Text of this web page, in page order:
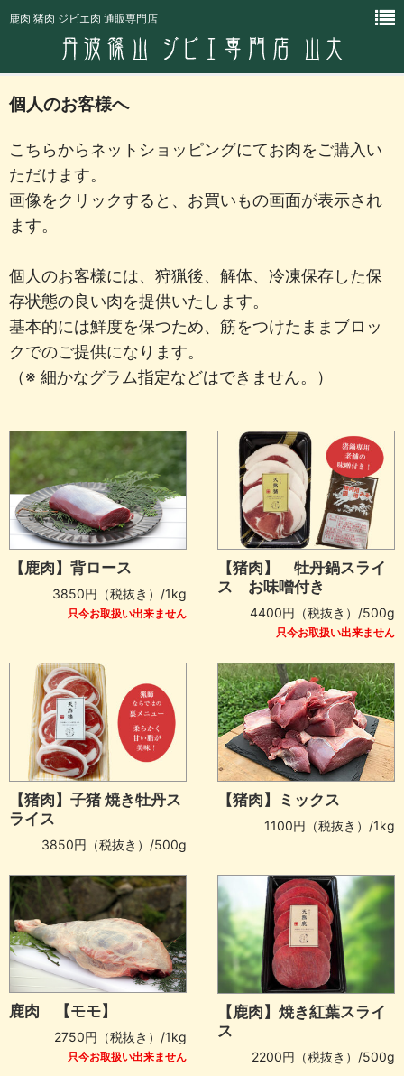
鹿肉 猪肉 ジビエ肉 通販専門店
個人のお客様へ
こちらからネットショッピングにてお肉をご購入い
ただけます。
画像をクリックすると、お買いもの画面が表示され
ます。
個人のお客様には、狩猟後、解体、冷凍保存した保
存状態の良い肉を提供いたします。
基本的には鮮度を保つため、筋をつけたままブロッ
クでのご提供になります。
（※ 細かなグラム指定などはできません。）
【鹿肉】背ロース
3850円（税抜き）/1kg
只今お取扱い出来ません
【猪肉】 牡丹鍋スライ
ス お味噌付き
4400円（税抜き）/500g
只今お取扱い出来ません
【猪肉】子猪 焼き牡丹ス
ライス
3850円（税抜き）/500g
【猪肉】ミックス
1100円（税抜き）/1kg
鹿肉 【モモ】
2750円（税抜き）/1kg
只今お取扱い出来ません
【鹿肉】焼き紅葉スライ
ス
2200円（税抜き）/500g